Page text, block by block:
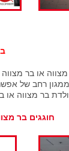
או בר
רחב של
בר מצווה
חוגגים בר